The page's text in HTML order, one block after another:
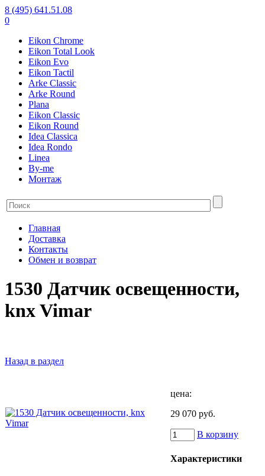
8 (495) 641.51.08
0
Eikon Chrome
Eikon Total Look
Eikon Evo
Eikon Tactil
Arke Classic
Arke Round
Plana
Eikon Classic
Eikon Round
Idea Classica
Idea Rondo
Linea
By-me
Монтаж
Главная
Доставка
Контакты
Обмен и возврат
1530 Датчик освещенности,
knx Vimar
Назад в раздел
цена:
29 070 руб.
В корзину
Характеристики